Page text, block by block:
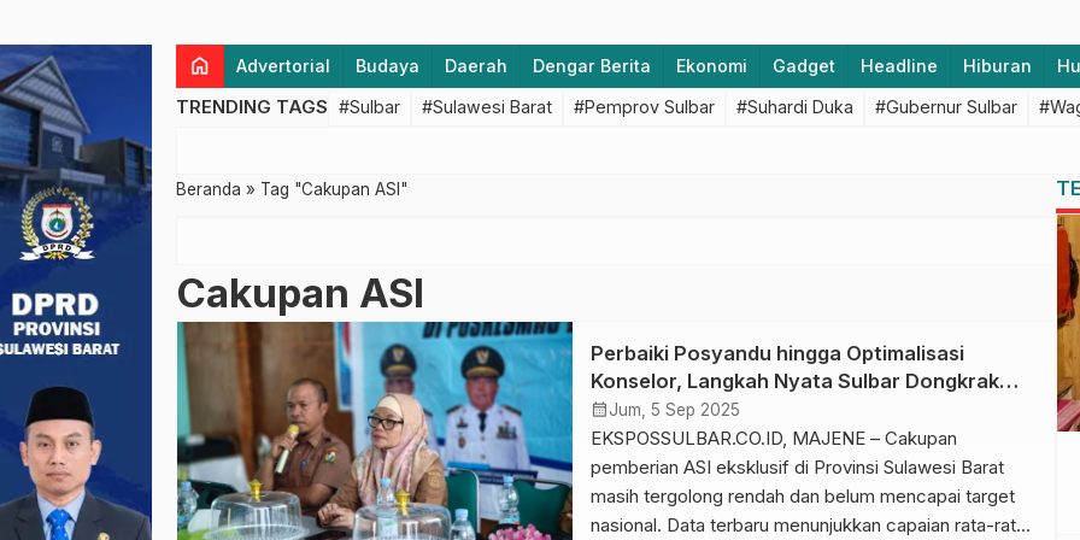
home Advertorial Budaya Daerah Dengar Berita Ekonomi Gadget Headline Hiburan
TRENDING TAGS #Sulbar #Sulawesi Barat #Pemprov Sulbar #Suhardi Duka #Gubernur Sulbar
Beranda » Tag "Cakupan ASI"
Cakupan ASI
Perbaiki Posyandu hingga Optimalisasi
Konselor, Langkah Nyata Sulbar Dongkrak
Cakupan ASI untuk Tekan Stunting
calendar_monthJum, 5 Sep 2025
EKSPOSSULBAR.CO.ID, MAJENE – Cakupan
pemberian ASI eksklusif di Provinsi Sulawesi Barat
masih tergolong rendah dan belum mencapai target
nasional. Data terbaru menunjukkan capaian rata-rata